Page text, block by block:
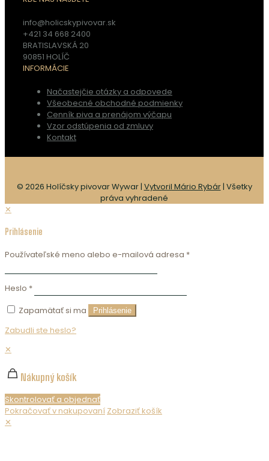
info@holicskypivovar.sk
+421 34 668 2400
BRATISLAVSKÁ 20
90851 HOLÍČ
INFORMÁCIE
Načastejčie otázky a odpovede
Všeobecné obchodné podmienky
Cenník piva a prenájom výčapu
Vzor odstúpenia od zmluvy
Kontakt
© 2026 Holíčsky pivovar Wywar | Vytvoril Mário Rybár| Všetky
práva vyhradené
✕
Prihlásenie
Používateľské meno alebo e-mailová adresa *
Heslo *
Zapamätať si ma
Prihlásenie
Zabudli ste heslo?
✕
Nákupný košík
Skontrolovať a objednať
Pokračovať v nakupovaní Zobraziť košík
✕